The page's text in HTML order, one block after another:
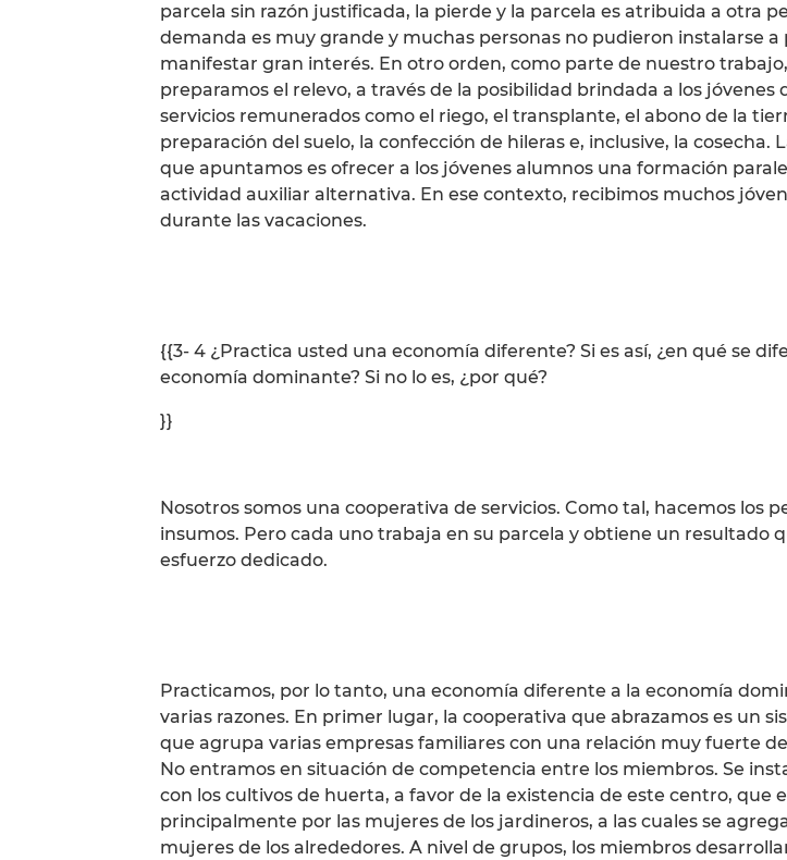
parcela sin razón justificada, la pierde y la parcela es atribuida a otra
demanda es muy grande y muchas personas no pudieron instalarse a
manifestar gran interés. En otro orden, como parte de nuestro
preparamos el relevo, a través de la posibilidad brindada a los jóvenes
servicios remunerados como el riego, el transplante, el abono de la
preparación del suelo, la confección de hileras e, inclusive, la cosecha.
que apuntamos es ofrecer a los jóvenes alumnos una formación
actividad auxiliar alternativa. En ese contexto, recibimos muchos
durante las vacaciones.
{{3- 4 ¿Practica usted una economía diferente? Si es así, ¿en qué se
economía dominante? Si no lo es, ¿por qué?
}}
Nosotros somos una cooperativa de servicios. Como tal, hacemos los
insumos. Pero cada uno trabaja en su parcela y obtiene un resultado
esfuerzo dedicado.
Practicamos, por lo tanto, una economía diferente a la economía
varias razones. En primer lugar, la cooperativa que abrazamos es un
que agrupa varias empresas familiares con una relación muy fuerte
No entramos en situación de competencia entre los miembros. Se
con los cultivos de huerta, a favor de la existencia de este centro, que
principalmente por las mujeres de los jardineros, a las cuales se
mujeres de los alrededores. A nivel de grupos, los miembros